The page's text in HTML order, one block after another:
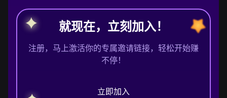
就现在，立刻加入！
注册，马上激活你的专属邀请链接，轻松开始赚
不停！
立即加入